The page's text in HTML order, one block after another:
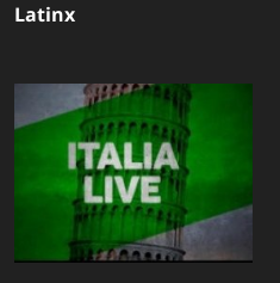
Latinx